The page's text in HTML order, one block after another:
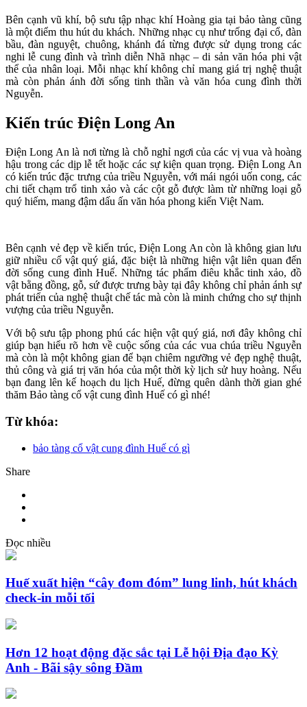
Bên cạnh vũ khí, bộ sưu tập nhạc khí Hoàng gia tại bảo tàng cũng
là một điểm thu hút du khách. Những nhạc cụ như trống đại cổ, đàn
bầu, đàn nguyệt, chuông, khánh đá từng được sử dụng trong các
nghi lễ cung đình và trình diễn Nhã nhạc – di sản văn hóa phi vật
thể của nhân loại. Mỗi nhạc khí không chỉ mang giá trị nghệ thuật
mà còn phản ánh đời sống tinh thần và văn hóa cung đình thời
Nguyễn.
Kiến trúc Điện Long An
Điện Long An là nơi từng là chỗ nghỉ ngơi của các vị vua và hoàng
hậu trong các dịp lễ tết hoặc các sự kiện quan trọng. Điện Long An
có kiến trúc đặc trưng của triều Nguyễn, với mái ngói uốn cong, các
chi tiết chạm trổ tinh xảo và các cột gỗ được làm từ những loại gỗ
quý hiếm, mang đậm dấu ấn văn hóa phong kiến Việt Nam.
Bên cạnh vẻ đẹp về kiến trúc, Điện Long An còn là không gian lưu
giữ nhiều cổ vật quý giá, đặc biệt là những hiện vật liên quan đến
đời sống cung đình Huế. Những tác phẩm điêu khắc tinh xảo, đồ
vật bằng đồng, gỗ, sứ được trưng bày tại đây không chỉ phản ánh sự
phát triển của nghệ thuật chế tác mà còn là minh chứng cho sự thịnh
vượng của triều Nguyễn.
Với bộ sưu tập phong phú các hiện vật quý giá, nơi đây không chỉ
giúp bạn hiểu rõ hơn về cuộc sống của các vua chúa triều Nguyễn
mà còn là một không gian để bạn chiêm ngưỡng vẻ đẹp nghệ thuật,
thủ công và giá trị văn hóa của một thời kỳ lịch sử huy hoàng. Nếu
bạn đang lên kế hoạch du lịch Huế, đừng quên dành thời gian ghé
thăm Bảo tàng cổ vật cung đình Huế có gì nhé!
Từ khóa:
bảo tàng cổ vật cung đình Huế có gì
Share
Đọc nhiều
Huế xuất hiện “cây đom đóm” lung linh, hút khách
check-in mỗi tối
Hơn 12 hoạt động đặc sắc tại Lễ hội Địa đạo Kỳ
Anh - Bãi sậy sông Đầm